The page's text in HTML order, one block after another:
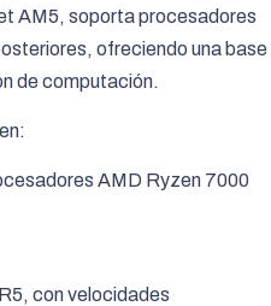
AM5, soporta procesadores
ofreciendo una base
de computación.
AMD Ryzen 7000
con velocidades